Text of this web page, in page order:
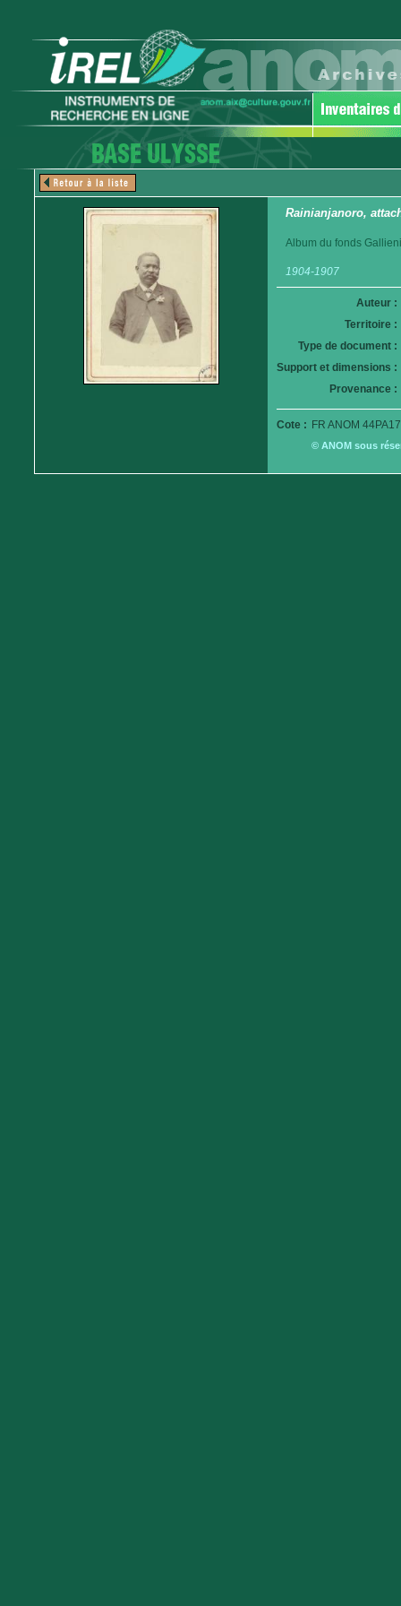
Rainianjanoro,
Album du fonds
1904-1907
Auteur :
Territoire :
Type de document :
Support et dimensions :
Provenance :
Cote : FR ANOM
© ANOM sous